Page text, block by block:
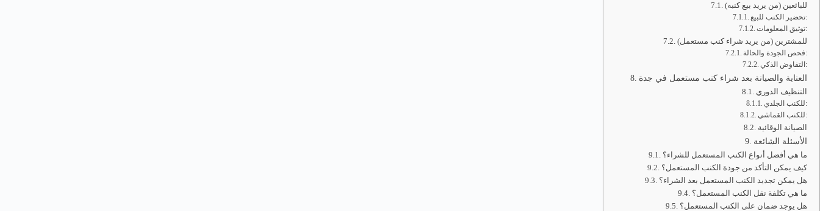
للبائعين (من يريد بيع كنبه)
تحضير الكنب للبيع:
توثيق المعلومات:
للمشترين (من يريد شراء كنب مستعمل)
فحص الجودة والحالة:
التفاوض الذكي:
العناية والصيانة بعد شراء كنب مستعمل في جدة
التنظيف الدوري
للكنب الجلدي:
للكنب القماشي:
الصيانة الوقائية
الأسئلة الشائعة
ما هي أفضل أنواع الكنب المستعمل للشراء؟
كيف يمكن التأكد من جودة الكنب المستعمل؟
هل يمكن تجديد الكنب المستعمل بعد الشراء؟
ما هي تكلفة نقل الكنب المستعمل؟
هل يوجد ضمان على الكنب المستعمل؟